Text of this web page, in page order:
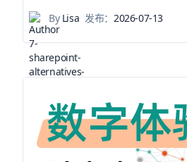
ByLisa 发布： 2026-07-13